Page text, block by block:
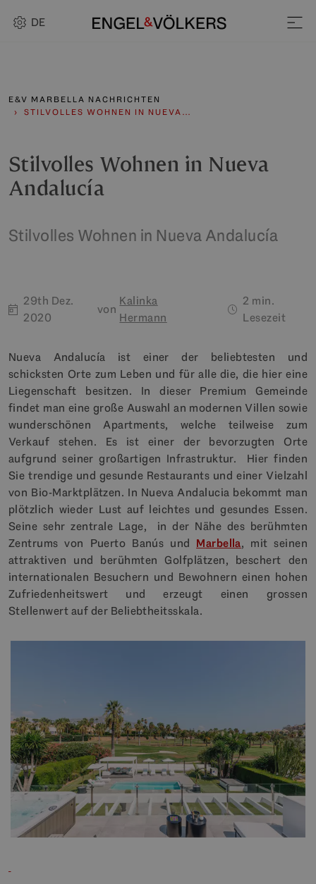
DE
E&V MARBELLA NACHRICHTEN
STILVOLLES WOHNEN IN NUEVA…
Stilvolles Wohnen in Nueva
Andalucía
Stilvolles Wohnen in Nueva Andalucía
29th Dez.
2020
von
Kalinka
Hermann
2 min.
Lesezeit
Nueva Andalucía ist einer der beliebtesten und
schicksten Orte zum Leben und für alle die, die hier eine
Liegenschaft besitzen. In dieser Premium Gemeinde
findet man eine große Auswahl an modernen Villen sowie
wunderschönen Apartments, welche teilweise zum
Verkauf stehen. Es ist einer der bevorzugten Orte
aufgrund seiner großartigen Infrastruktur. Hier finden
Sie trendige und gesunde Restaurants und einer Vielzahl
von Bio-Marktplätzen. In Nueva Andalucia bekommt man
plötzlich wieder Lust auf leichtes und gesundes Essen.
Seine sehr zentrale Lage, in der Nähe des berühmten
Zentrums von Puerto Banús und Marbella, mit seinen
attraktiven und berühmten Golfplätzen, beschert den
internationalen Besuchern und Bewohnern einen hohen
Zufriedenheitswert und erzeugt einen grossen
Stellenwert auf der Beliebtheitsskala.